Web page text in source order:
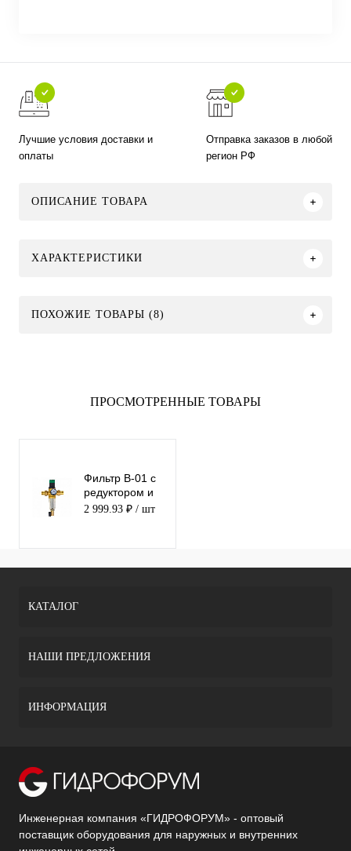
Лучшие условия доставки и
оплаты
Отправка заказов в любой
регион РФ
ОПИСАНИЕ ТОВАРА
ХАРАКТЕРИСТИКИ
ПОХОЖИЕ ТОВАРЫ (8)
ПРОСМОТРЕННЫЕ ТОВАРЫ
Фильтр B-01 с
редуктором и
манометром
2 999.93 ₽ / шт
КАТАЛОГ
НАШИ ПРЕДЛОЖЕНИЯ
ИНФОРМАЦИЯ
Инженерная компания «ГИДРОФОРУМ» - оптовый
поставщик оборудования для наружных и внутренних